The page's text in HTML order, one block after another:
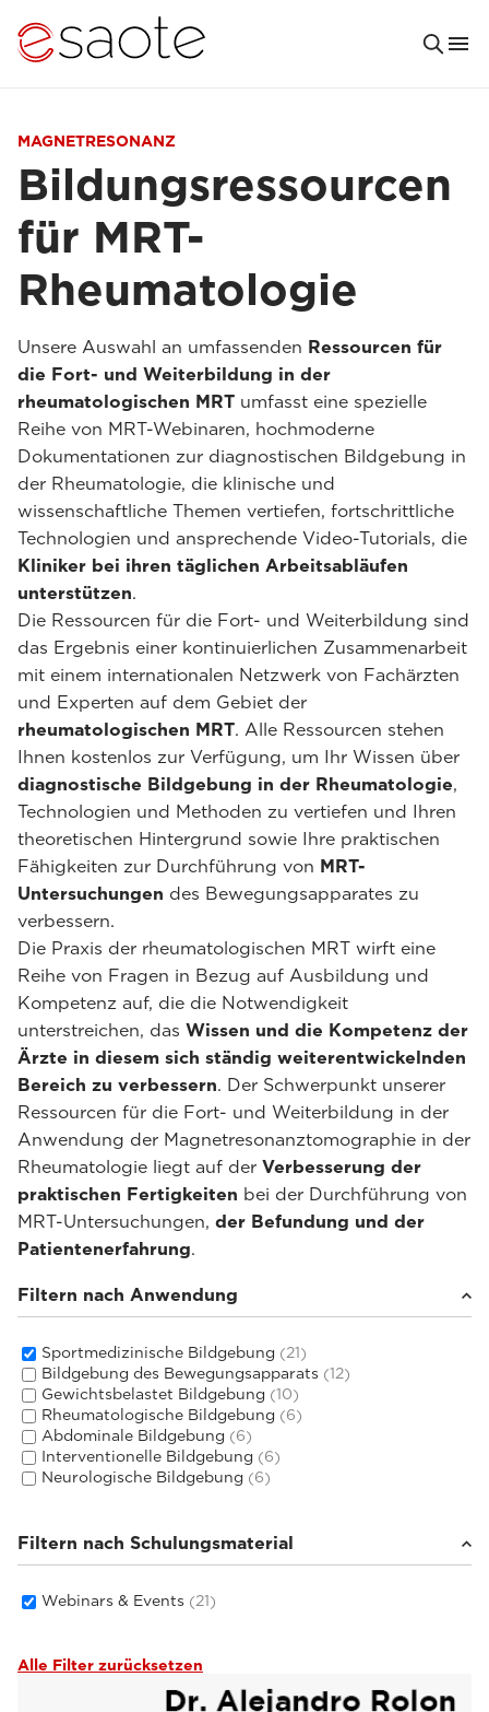
MAGNETRESONANZ
Bildungsressourcen
für MRT-
Rheumatologie
Unsere Auswahl an umfassenden Ressourcen für
die Fort- und Weiterbildung in der
rheumatologischen MRT umfasst eine spezielle
Reihe von MRT-Webinaren, hochmoderne
Dokumentationen zur diagnostischen Bildgebung in
der Rheumatologie, die klinische und
wissenschaftliche Themen vertiefen, fortschrittliche
Technologien und ansprechende Video-Tutorials, die
Kliniker bei ihren täglichen Arbeitsabläufen
unterstützen.
Die Ressourcen für die Fort- und Weiterbildung sind
das Ergebnis einer kontinuierlichen Zusammenarbeit
mit einem internationalen Netzwerk von Fachärzten
und Experten auf dem Gebiet der
rheumatologischen MRT. Alle Ressourcen stehen
Ihnen kostenlos zur Verfügung, um Ihr Wissen über
diagnostische Bildgebung in der Rheumatologie,
Technologien und Methoden zu vertiefen und Ihren
theoretischen Hintergrund sowie Ihre praktischen
Fähigkeiten zur Durchführung von MRT-
Untersuchungen des Bewegungsapparates zu
verbessern.
Die Praxis der rheumatologischen MRT wirft eine
Reihe von Fragen in Bezug auf Ausbildung und
Kompetenz auf, die die Notwendigkeit
unterstreichen, das Wissen und die Kompetenz der
Ärzte in diesem sich ständig weiterentwickelnden
Bereich zu verbessern. Der Schwerpunkt unserer
Ressourcen für die Fort- und Weiterbildung in der
Anwendung der Magnetresonanztomographie in der
Rheumatologie liegt auf der Verbesserung der
praktischen Fertigkeiten bei der Durchführung von
MRT-Untersuchungen, der Befundung und der
Patientenerfahrung.
Filtern nach Anwendung
Sportmedizinische Bildgebung (21)
Bildgebung des Bewegungsapparats (12)
Gewichtsbelastet Bildgebung (10)
Rheumatologische Bildgebung (6)
Abdominale Bildgebung (6)
Interventionelle Bildgebung (6)
Neurologische Bildgebung (6)
Filtern nach Schulungsmaterial
Webinars & Events (21)
Alle Filter zurücksetzen